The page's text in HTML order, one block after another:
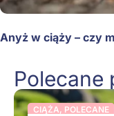
Anyż w ciąży – czy
Polecane
CIĄŻA, POLECANE